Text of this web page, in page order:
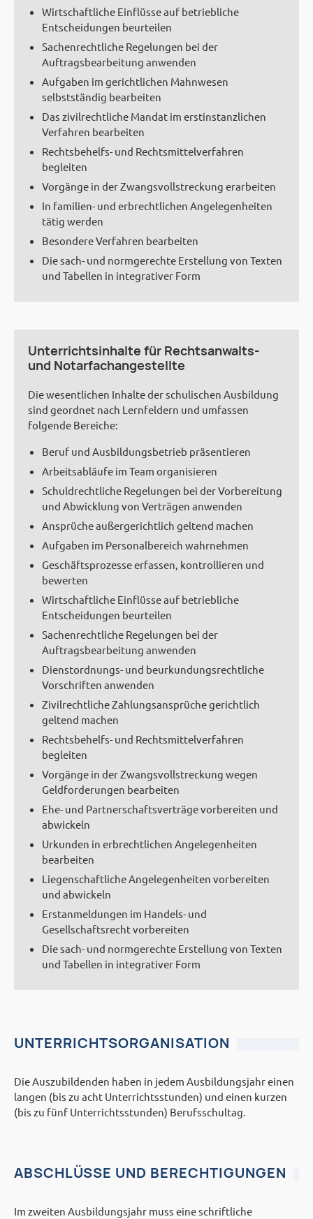
Wirtschaftliche Einflüsse auf betriebliche
Entscheidungen beurteilen
Sachenrechtliche Regelungen bei der
Auftragsbearbeitung anwenden
Aufgaben im gerichtlichen Mahnwesen
selbstständig bearbeiten
Das zivilrechtliche Mandat im erstinstanzlichen
Verfahren bearbeiten
Rechtsbehelfs- und Rechtsmittelverfahren
begleiten
Vorgänge in der Zwangsvollstreckung erarbeiten
In familien- und erbrechtlichen Angelegenheiten
tätig werden
Besondere Verfahren bearbeiten
Die sach- und normgerechte Erstellung von Texten
und Tabellen in integrativer Form
Unterrichtsinhalte für Rechtsanwalts-
und Notarfachangestellte
Die wesentlichen Inhalte der schulischen Ausbildung
sind geordnet nach Lernfeldern und umfassen
folgende Bereiche:
Beruf und Ausbildungsbetrieb präsentieren
Arbeitsabläufe im Team organisieren
Schuldrechtliche Regelungen bei der Vorbereitung
und Abwicklung von Verträgen anwenden
Ansprüche außergerichtlich geltend machen
Aufgaben im Personalbereich wahrnehmen
Geschäftsprozesse erfassen, kontrollieren und
bewerten
Wirtschaftliche Einflüsse auf betriebliche
Entscheidungen beurteilen
Sachenrechtliche Regelungen bei der
Auftragsbearbeitung anwenden
Dienstordnungs- und beurkundungsrechtliche
Vorschriften anwenden
Zivilrechtliche Zahlungsansprüche gerichtlich
geltend machen
Rechtsbehelfs- und Rechtsmittelverfahren
begleiten
Vorgänge in der Zwangsvollstreckung wegen
Geldforderungen bearbeiten
Ehe- und Partnerschaftsverträge vorbereiten und
abwickeln
Urkunden in erbrechtlichen Angelegenheiten
bearbeiten
Liegenschaftliche Angelegenheiten vorbereiten
und abwickeln
Erstanmeldungen im Handels- und
Gesellschaftsrecht vorbereiten
Die sach- und normgerechte Erstellung von Texten
und Tabellen in integrativer Form
UNTERRICHTSORGANISATION
Die Auszubildenden haben in jedem Ausbildungsjahr einen
langen (bis zu acht Unterrichtsstunden) und einen kurzen
(bis zu fünf Unterrichtsstunden) Berufsschultag.
ABSCHLÜSSE UND BERECHTIGUNGEN
Im zweiten Ausbildungsjahr muss eine schriftliche